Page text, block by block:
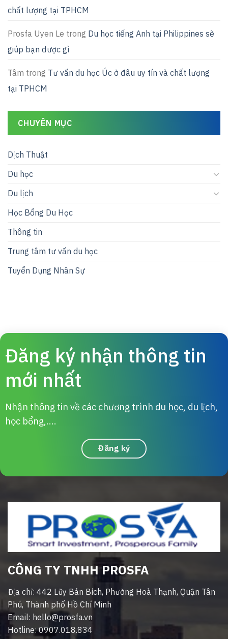
chất lượng tại TPHCM
Prosfa Uyen Le trong Du học tiếng Anh tại Philippines sẽ
giúp bạn được gì
Tâm trong Tư vấn du học Úc ở đâu uy tín và chất lượng
tại TPHCM
CHUYÊN MỤC
Dịch Thuật
Du học
Du lịch
Học Bổng Du Học
Thông tin
Trung tâm tư vấn du học
Tuyển Dụng Nhân Sự
Đăng ký nhận thông tin
mới nhất
Nhận thông tin về các chương trình du học, du lịch,
học bổng,....
Đăng ký
CÔNG TY TNHH PROSFA
Địa chỉ: 442 Lũy Bán Bích, Phường Hoà Thạnh, Quận Tân
Phú, Thành phố Hồ Chí Minh
Email: hello@prosfa.vn
Hotline: 0907.018.834